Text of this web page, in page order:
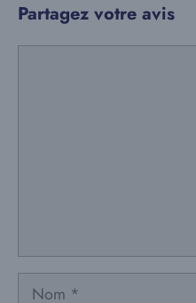
Partagez votre avis
Nom